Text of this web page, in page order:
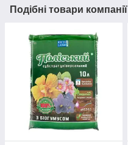
Подібні товари компанії